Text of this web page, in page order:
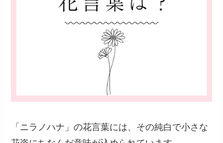
「ニラノハナ」の花言葉には、その純白で小さな